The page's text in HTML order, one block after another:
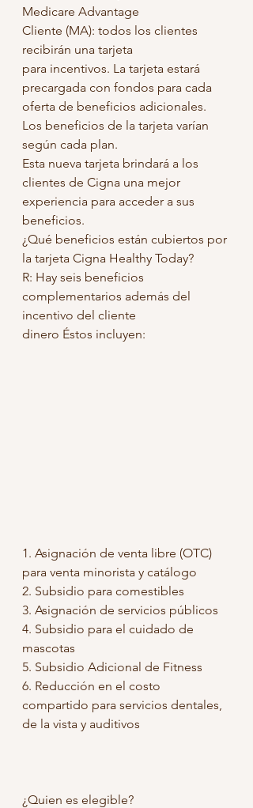
Medicare Advantage
Cliente (MA): todos los clientes
recibirán una tarjeta
para incentivos. La tarjeta estará
precargada con fondos para cada
oferta de beneficios adicionales.
Los beneficios de la tarjeta varían
según cada plan.
Esta nueva tarjeta brindará a los
clientes de Cigna una mejor
experiencia para acceder a sus
beneficios.
¿Qué beneficios están cubiertos por
la tarjeta Cigna Healthy Today?
R: Hay seis beneficios
complementarios además del
incentivo del cliente
dinero Éstos incluyen:
1. Asignación de venta libre (OTC)
para venta minorista y catálogo
2. Subsidio para comestibles
3. Asignación de servicios públicos
4. Subsidio para el cuidado de
mascotas
5. Subsidio Adicional de Fitness
6. Reducción en el costo
compartido para servicios dentales,
de la vista y auditivos
¿Quien es elegible?